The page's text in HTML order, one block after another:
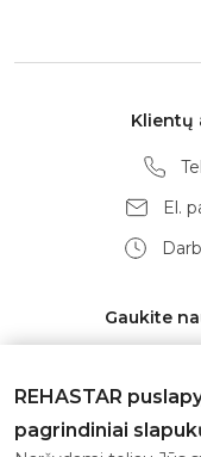
Klientų
El.
Gaukite
REHASTAR
pagrindiniai